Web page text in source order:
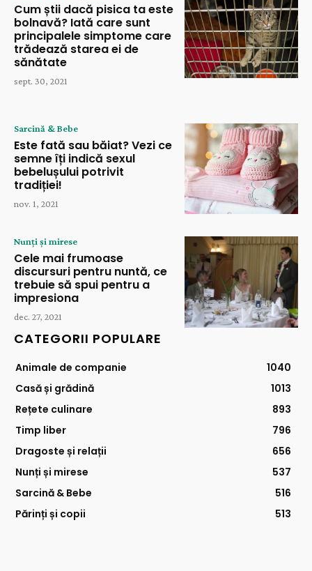
Cum știi dacă pisica ta este
bolnavă? Iată care sunt
principalele simptome care
trădează starea ei de
sănătate
sept. 30, 2021
Sarcină & Bebe
Este fată sau băiat? Vezi ce
semne îți indică sexul
bebelușului potrivit
tradiției!
nov. 1, 2021
Nunți și mirese
Cele mai frumoase
discursuri pentru nuntă, ce
trebuie să spui pentru a
impresiona
dec. 27, 2021
CATEGORII POPULARE
Animale de companie
1040
Casă și grădină
1013
Rețete culinare
893
Timp liber
796
Dragoste și relații
656
Nunți și mirese
537
Sarcină & Bebe
516
Părinți și copii
513